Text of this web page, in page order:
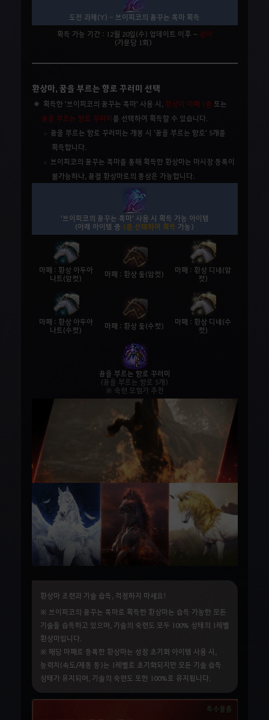
도전 과제(Y) - 브이피코의 꿈꾸는 목마 획득
획득 가능 기간 : 12월 20일(수) 업데이트 이후 ~ 상시
(가문당 1회)
환상마, 꿈을 부르는 향로 꾸러미 선택
획득한 '브이피코의 꿈꾸는 목마' 사용 시, 환상마 마패 1종 또는
꿈을 부르는 향로 꾸러미를 선택하여 획득할 수 있습니다.
꿈을 부르는 향로 꾸러미는 개봉 시 '꿈을 부르는 향로' 5개를
획득합니다.
브이피코의 꿈꾸는 목마를 통해 획득한 환상마는 마시장 등록이
불가능하나, 꿈결 환상마로의 몽상은 가능합니다.
'브이피코의 꿈꾸는 목마' 사용 시 획득 가능 아이템
(아래 아이템 중 1종 선택하여 획득 가능)
마패 : 환상 아두아
나트(암컷)
마패 : 환상 둠(암컷)
마패 : 환상 디네(암
컷)
마패 : 환상 아두아
나트(수컷)
마패 : 환상 둠(수컷)
마패 : 환상 디네(수
컷)
꿈을 부르는 향로 꾸러미
(꿈을 부르는 향로 5개)
※ 숙련 모험가 추천
환상마 조련과 기술 습득, 걱정하지 마세요!
※ 브이피코의 꿈꾸는 목마로 획득한 환상마는 습득 가능한 모든
기술을 습득하고 있으며, 기술의 숙련도 모두 100% 상태의 1레벨
환상마입니다.
※ 해당 마패로 등록한 환상마는 성장 초기화 아이템 사용 시,
능력치(속도/제동 등)는 1레벨로 초기화되지만 모든 기술 습득
상태가 유지되며, 기술의 숙련도 또한 100%로 유지됩니다.